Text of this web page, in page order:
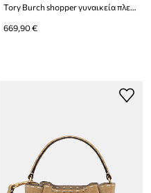
Tory Burch shopper γυναικεία πλεκτή Romy
669,90 €